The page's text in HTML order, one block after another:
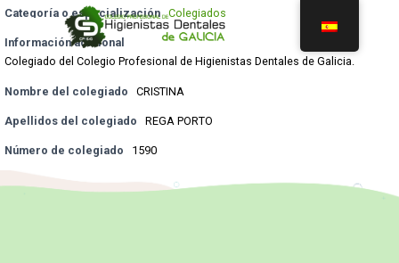
Categoría o especialización Colegiados
Información adicional
Colegiado del Colegio Profesional de Higienistas Dentales de Galicia.
Nombre del colegiado CRISTINA
Apellidos del colegiado REGA PORTO
Número de colegiado 1590